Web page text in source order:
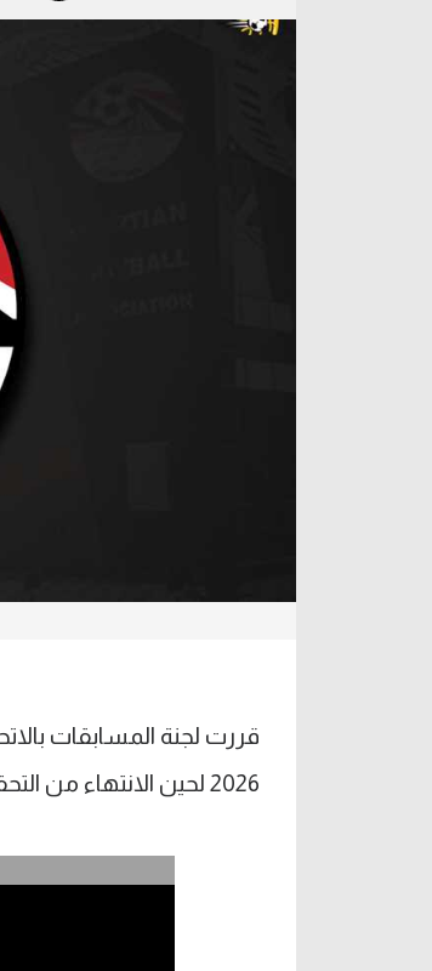
2026 لحين الانتهاء من التحقيقات بعد أزمة مباراة نادي الحسينية ومركز شباب منيا القمح.